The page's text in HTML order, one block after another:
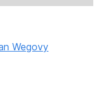
Wegovy